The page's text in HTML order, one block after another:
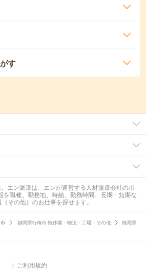
す
エン派遣は、エンが運営する人材派遣会社のポ
職種、勤務地、時給、勤務時間、長期・短期な
その他）のお仕事を探せます。
福岡県行橋市 軽作業・物流・工場・その他
福岡県
ご利用規約